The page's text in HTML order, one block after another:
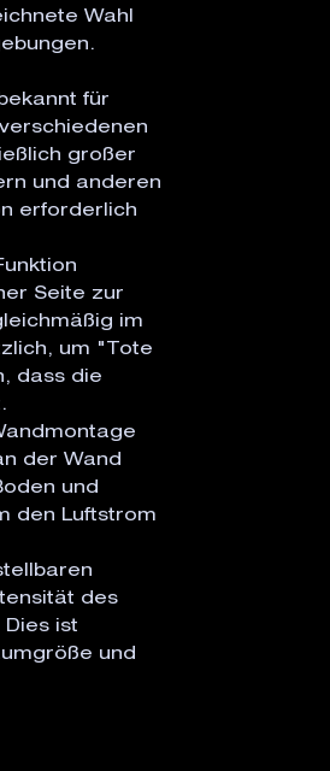
Wahl
für
großer
und anderen
erforderlich
Seite zur
im
um "Tote
dass die
der Wand
und
den Luftstrom
des
Dies ist
und